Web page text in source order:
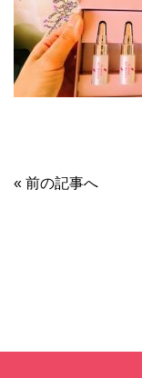
« 前の記事へ